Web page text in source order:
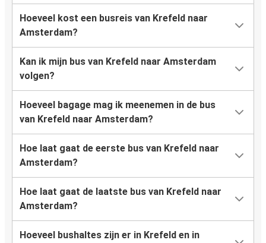
Hoeveel kost een busreis van Krefeld naar
Amsterdam?
Kan ik mijn bus van Krefeld naar Amsterdam
volgen?
Hoeveel bagage mag ik meenemen in de bus
van Krefeld naar Amsterdam?
Hoe laat gaat de eerste bus van Krefeld naar
Amsterdam?
Hoe laat gaat de laatste bus van Krefeld naar
Amsterdam?
Hoeveel bushaltes zijn er in Krefeld en in